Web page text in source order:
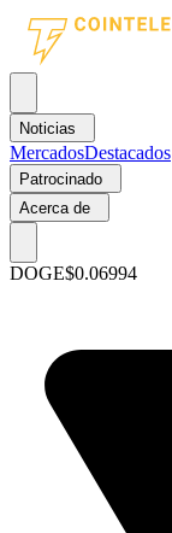
Noticias
MercadosDestacados
Patrocinado
Acerca de
DOGE$0.06994